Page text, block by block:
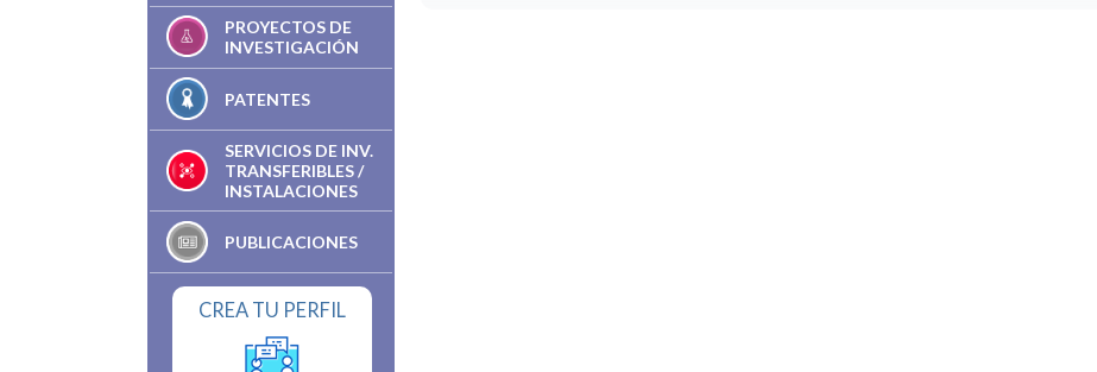
PROYECTOS DE
INVESTIGACIÓN
PATENTES
SERVICIOS DE INV.
TRANSFERIBLES /
INSTALACIONES
PUBLICACIONES
CREA TU PERFIL